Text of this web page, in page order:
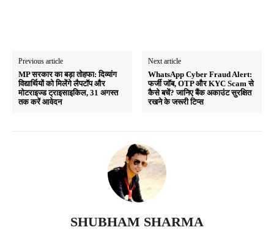
Previous article
MP सरकार का बड़ा तोहफा: दिव्यांग
विद्यार्थियों को मिलेंगे लैपटॉप और
मोटराइज्ड ट्राइसाइकिल, 31 अगस्त
तक करें आवेदन
Next article
WhatsApp Cyber Fraud Alert:
फर्जी जॉब, OTP और KYC Scam से
कैसे बचें? जानिए बैंक अकाउंट सुरक्षित
रखने के जरूरी टिप्स
SHUBHAM SHARMA